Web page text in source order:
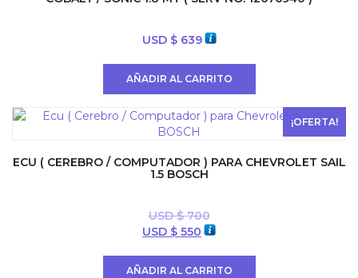
USD $639
AÑADIR AL CARRITO
¡OFERTA!
ECU ( CEREBRO / COMPUTADOR ) PARA CHEVROLET SAIL
1.5 BOSCH
USD $700
El
USD $ 550 El
AÑADIR AL CARRITO